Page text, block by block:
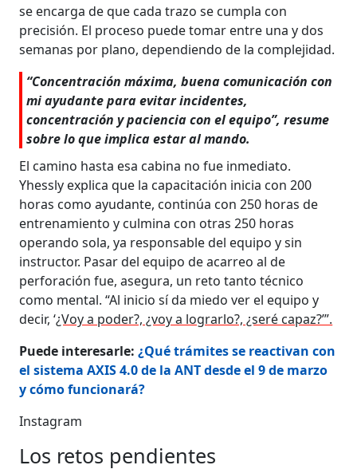
se encarga de que cada trazo se cumpla con
precisión. El proceso puede tomar entre una y dos
semanas por plano, dependiendo de la complejidad.
“Concentración máxima, buena comunicación con
mi ayudante para evitar incidentes,
concentración y paciencia con el equipo”, resume
sobre lo que implica estar al mando.
El camino hasta esa cabina no fue inmediato.
Yhessly explica que la capacitación inicia con 200
horas como ayudante, continúa con 250 horas de
entrenamiento y culmina con otras 250 horas
operando sola, ya responsable del equipo y sin
instructor. Pasar del equipo de acarreo al de
perforación fue, asegura, un reto tanto técnico
como mental. “Al inicio sí da miedo ver el equipo y
decir, ‘¿Voy a poder?, ¿voy a lograrlo?, ¿seré capaz?’”.
Puede interesarle: ¿Qué trámites se reactivan con
el sistema AXIS 4.0 de la ANT desde el 9 de marzo
y cómo funcionará?
Instagram
Los retos pendientes